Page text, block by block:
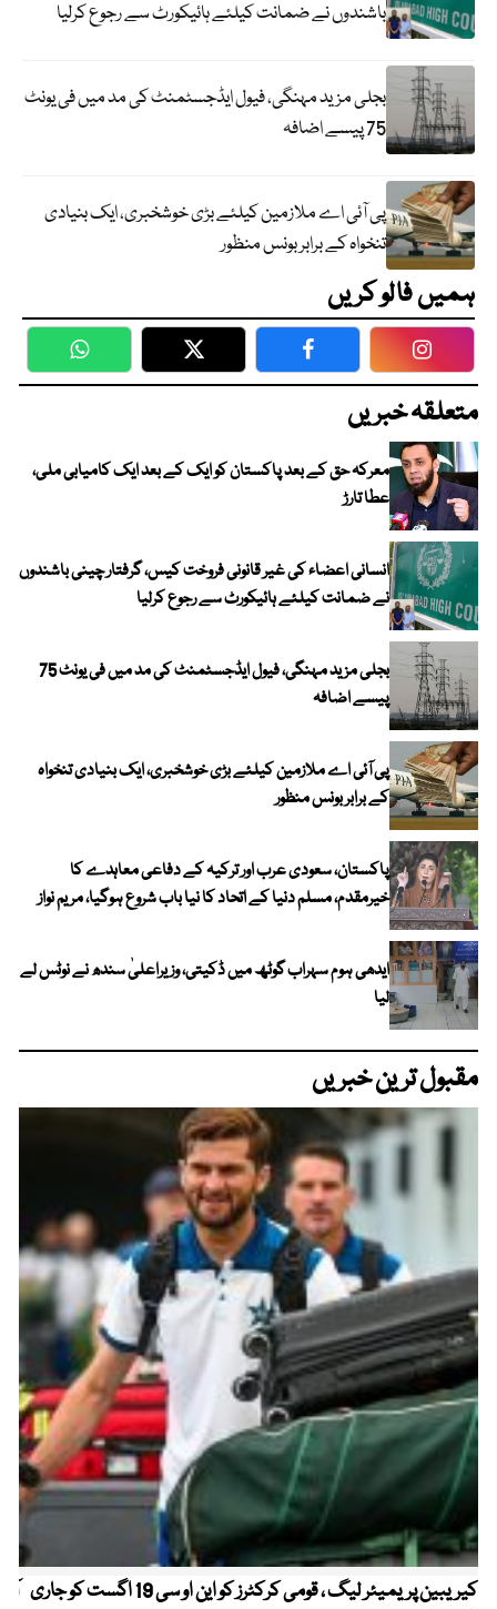
باشندوں نے ضمانت کیلئے ہائیکورٹ سے رجوع کرلیا
بجلی مزید مہنگی، فیول ایڈجسٹمنٹ کی مد میں فی یونٹ
75 پیسے اضافہ
پی آئی اے ملازمین کیلئے بڑی خوشخبری، ایک بنیادی
تنخواہ کے برابر بونس منظور
ہمیں فالو کریں
WhatsApp Twitter Facebook
متعلقہ خبریں
معرکہ حق کے بعد پاکستان کو ایک کے بعد ایک کامیابی ملی،
عطا تارڑ
انسانی اعضاء کی غیر قانونی فروخت کیس، گرفتار چینی باشندوں
نے ضمانت کیلئے ہائیکورٹ سے رجوع کرلیا
بجلی مزید مہنگی، فیول ایڈجسٹمنٹ کی مد میں فی یونٹ 75
پیسے اضافہ
پی آئی اے ملازمین کیلئے بڑی خوشخبری، ایک بنیادی تنخواہ
کے برابر بونس منظور
پاکستان، سعودی عرب اور ترکیہ کے دفاعی معاہدے کا
خیرمقدم، مسلم دنیا کے اتحاد کا نیا باب شروع ہوگیا، مریم نواز
ایدھی ہوم سہراب گوٹھ میں ڈکیتی، وزیراعلیٰ سندھ نے نوٹس لے
لیا
مقبول ترین خبریں
کیریبین پریمیئر لیگ ، قومی کرکٹرز کو این او سی 19 اگست کو جاری